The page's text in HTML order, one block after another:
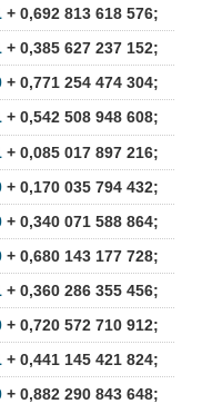
+ 0,692 813 618 576;
+ 0,385 627 237 152;
+ 0,771 254 474 304;
+ 0,542 508 948 608;
+ 0,085 017 897 216;
+ 0,170 035 794 432;
+ 0,340 071 588 864;
+ 0,680 143 177 728;
+ 0,360 286 355 456;
+ 0,720 572 710 912;
+ 0,441 145 421 824;
+ 0,882 290 843 648;